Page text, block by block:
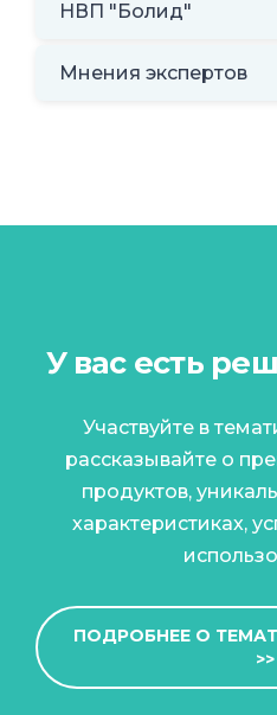
НВП "Болид"
Мнения экспертов
У вас есть
Участвуйте в
рассказывайте о
продуктов,
характеристиках,
ПОДРОБНЕЕ О
>>